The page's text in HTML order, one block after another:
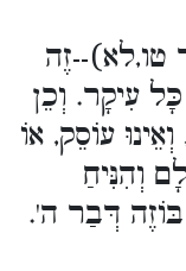
זֶה
עִיקָר. וְכֵן
עוֹסֵק, אוֹ
וְהִנִּיחַ
בּוֹזֶה דְּבַר ה'.